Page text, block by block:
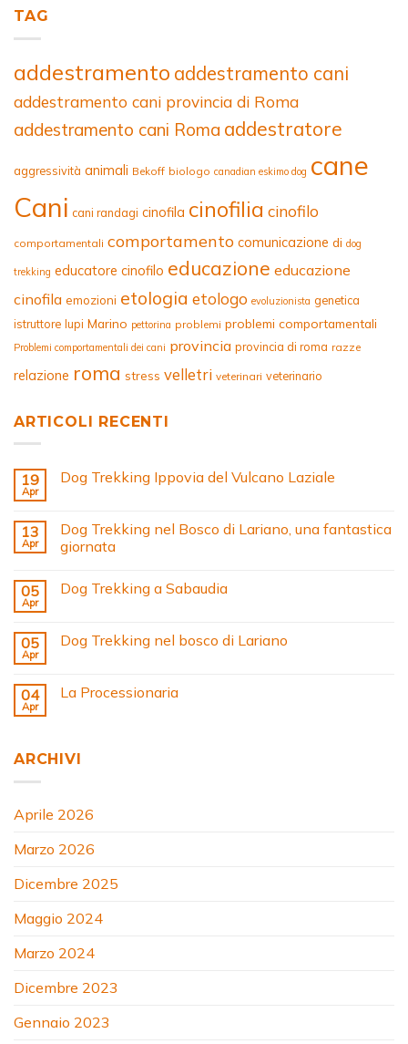
TAG
addestramento addestramento cani
addestramento cani provincia di Roma
addestramento cani Roma addestratore
aggressività animali Bekoff biologo canadian eskimo dog cane
Cani cani randagi cinofila cinofilia cinofilo
comportamentali comportamento comunicazione di dog
trekking educatore cinofilo educazione educazione
cinofila emozioni etologia etologo evoluzionista genetica
istruttore lupi Marino pettorina problemi problemi comportamentali
Problemi comportamentali dei cani provincia provincia di roma razze
relazione roma stress velletri veterinari veterinario
ARTICOLI RECENTI
19
Apr
Dog Trekking Ippovia del Vulcano Laziale
13
Apr
Dog Trekking nel Bosco di Lariano, una fantastica
giornata
05
Apr
Dog Trekking a Sabaudia
05
Apr
Dog Trekking nel bosco di Lariano
04
Apr
La Processionaria
ARCHIVI
Aprile 2026
Marzo 2026
Dicembre 2025
Maggio 2024
Marzo 2024
Dicembre 2023
Gennaio 2023